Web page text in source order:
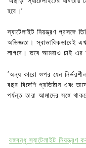
হবে।’
স্যাটেলাইট নিয়ন্ত্রণ
অভিজ্ঞতা। স্বাভাবিকভাবেই
লাগবে। তবে আমরাও চাই এর
‘অন্য কারো ওপর যেন
বছর বিদেশি প্রতিষ্ঠান এবং
পর্যন্ত তারা আমাদের সঙ্গে
বঙ্গবন্ধু স্যাটেলাইট নিয়ন্ত্রণ